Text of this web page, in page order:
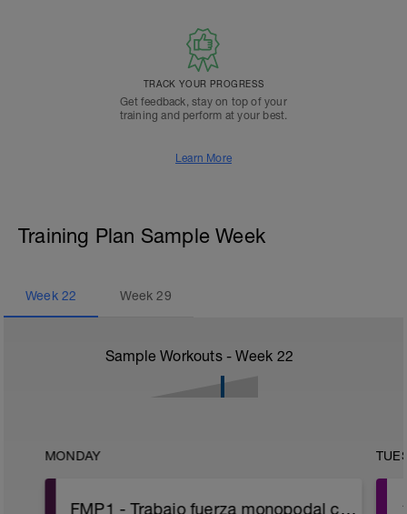
TRACK YOUR PROGRESS
Get feedback, stay on top of your
training and perform at your best.
Learn More
Training Plan Sample Week
Week 22 Week29
Sample Workouts - Week 22
MONDAY
FMP1 - Trabajo fuerza monopodal con plyo